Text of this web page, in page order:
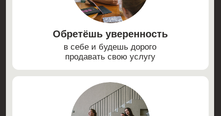
Куратор с доходом от 100 000 ₽ на SMM
предоставляющий обратную связь
Группы по 30 человек
Вебинар с психологом
Подбор бадди
Раз в 2 недели ZOOM-встреча
с куратором для глубокого разбора вашей